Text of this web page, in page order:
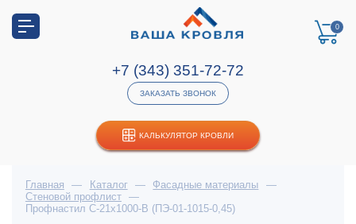
КАЛЬКУЛЯТОР КРОВЛИ
0
+7 (343) 351-72-72
ЗАКАЗАТЬ ЗВОНОК
Главная — Каталог — Фасадные материалы
—
Стеновой профлист
—
Профнастил С-21x1000-B (ПЭ-01-1015-0,45)